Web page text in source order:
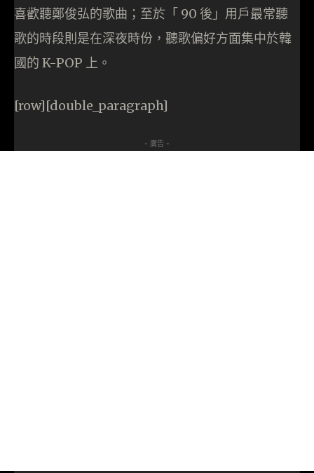
喜歡聽鄭俊弘的歌曲；至於「 90 後」用戶最常聽
歌的時段則是在深夜時份，聽歌偏好方面集中於韓
國的 K-POP 上。
[row][double_paragraph]
- 廣告 -